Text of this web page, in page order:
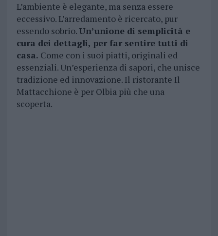
L’ambiente è elegante, ma senza essere
eccessivo. L’arredamento è ricercato, pur
essendo sobrio.Un’unione di semplicità e
cura dei dettagli, per far sentire tutti di
casa. Come con i suoi piatti, originali ed
essenziali. Un’esperienza di sapori, che unisce
tradizione ed innovazione. Il ristorante Il
Mattacchione è per Olbia più che una
scoperta.